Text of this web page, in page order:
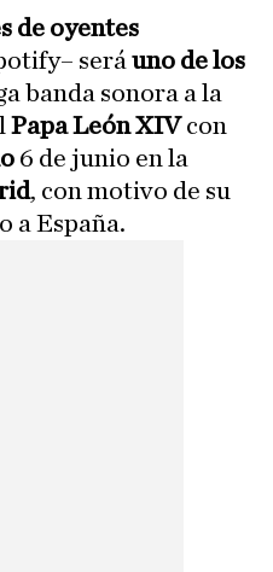
de oyentes
seráuno de los
banda sonora a la
Papa León XIVcon
6 de junio en la
, con motivo de su
a España.